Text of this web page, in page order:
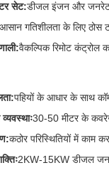
सेट:डीजल इंजन और
आसान गतिशीलता के लिए ठोस
वैकल्पिक रिमोट कंट्रोल
पहियों के आधार के साथ
30-50 मीटर के
कठोर परिस्थितियों में काम
2KW-15KW डीजल